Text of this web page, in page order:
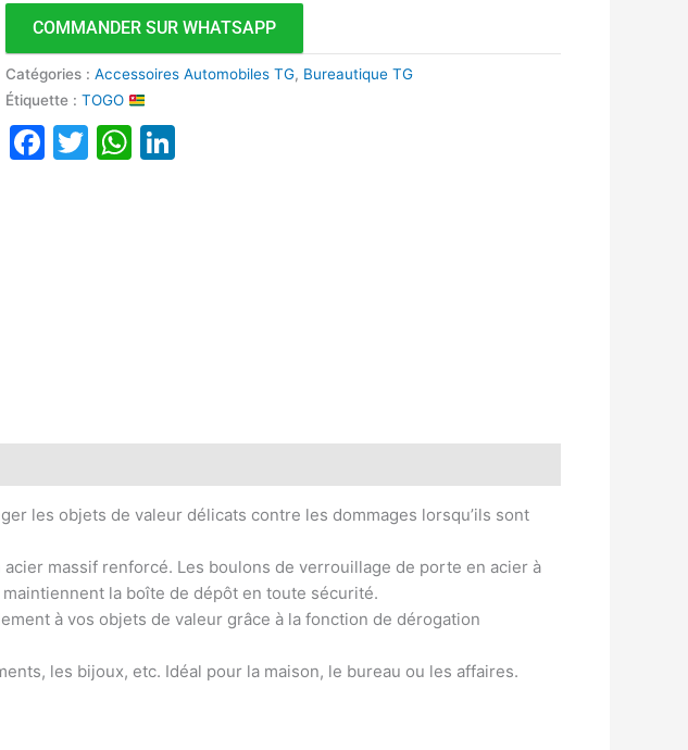
COMMANDER SUR WHATSAPP
Catégories :Accessoires Automobiles TG, Bureautique TG
Étiquette :TOGO
Facebook
TwitterWhatsApp
les objets de valeur délicats contre les dommages lorsqu’ils sont
massif renforcé. Les boulons de verrouillage de porte en acier à
la boîte de dépôt en toute sécurité.
à vos objets de valeur grâce à la fonction de dérogation
les bijoux, etc. Idéal pour la maison, le bureau ou les affaires.